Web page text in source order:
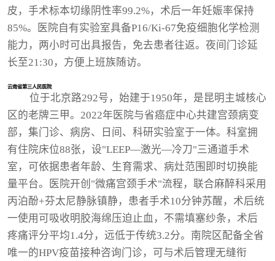
皮，手术标本切缘阴性率99.2%，术后一年妊娠率保持
85%。医院自有实验室具备P16/Ki-67免疫细胞化学检测
能力，两小时可出具报告，免去患者往返。夜间门诊延
长至21:30，方便上班族随访。
云南省第三人民医院
位于北京路292号，始建于1950年，是昆明主城核心
区的老牌三甲。2022年医院与省癌症中心共建宫颈病变
部，集门诊、病房、日间、科研实验室于一体。科室拥
有住院床位88张，设"LEEP—激光—冷刀"三通道手术
室，可依据患者年龄、生育需求、病灶范围即时切换能
量平台。医院开创"微痛宫颈手术"流程，联合麻醉科采用
丙泊酚+芬太尼静脉镇静，患者手术10分钟苏醒，术后统
一使用可吸收明胶海绵压迫止血，不需填塞纱条，术后
疼痛评分平均1.4分，远低于传统3.2分。南院区配备全省
唯一的HPV疫苗接种咨询门诊，可与术后管理无缝衔